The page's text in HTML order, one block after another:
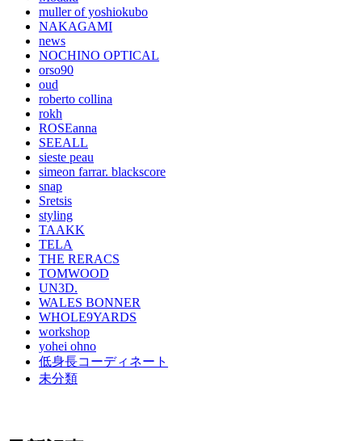
muller of yoshiokubo
NAKAGAMI
news
NOCHINO OPTICAL
orso90
oud
roberto collina
rokh
ROSEanna
SEEALL
sieste peau
simeon farrar. blackscore
snap
Sretsis
styling
TAAKK
TELA
THE RERACS
TOMWOOD
UN3D.
WALES BONNER
WHOLE9YARDS
workshop
yohei ohno
低身長コーディネート
未分類